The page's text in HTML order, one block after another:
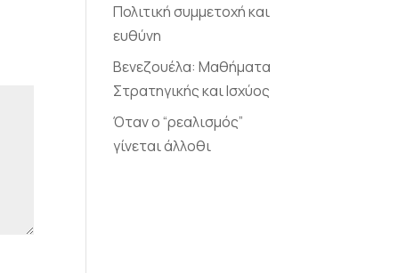
Πολιτική συμμετοχή και
ευθύνη
Βενεζουέλα: Μαθήματα
Στρατηγικής και Ισχύος
Όταν ο “ρεαλισμός”
γίνεται άλλοθι